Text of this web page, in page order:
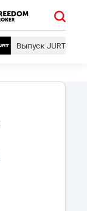
Выпуск JURT